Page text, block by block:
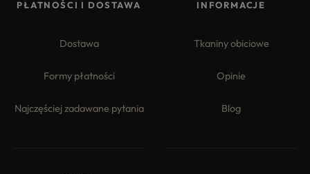
PŁATNOŚCI I DOSTAWA
Dostawa
Formy płatności
Najczęściej zadawane pytania
INFORMACJE
Tkaniny obiciowe
Opinie
Blog